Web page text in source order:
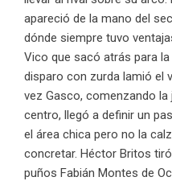
apareció de la mano del
dónde siempre tuvo
Vico que sacó atrás para la
disparo con zurda lamió el
vez Gasco, comenzando
centro, llegó a definir un
el área chica pero no la
concretar. Héctor Britos
puños Fabián Montes de